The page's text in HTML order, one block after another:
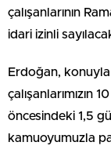
çalışanlarının
idari izinli
Erdoğan, konuyla
çalışanlarımızın
öncesindeki 1,5
kamuoyumuzla